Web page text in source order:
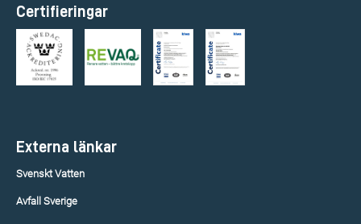
Certifieringar
Externa länkar
Svenskt Vatten
Avfall Sverige